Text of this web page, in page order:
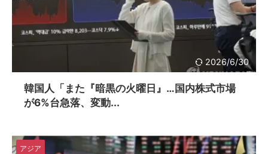
2026/6/30
韓国人「また『暗黒の火曜日』…国内株式市場
が6%台急落、変動...
アジア